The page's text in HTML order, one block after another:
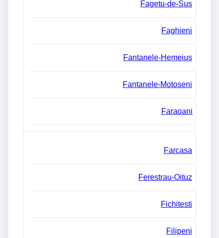
Fagetu-de-Sus
Faghieni
Fantanele-Hemeius
Fantanele-Motoseni
Faraoani
Farcasa
Ferestrau-Oituz
Fichitesti
Filipeni